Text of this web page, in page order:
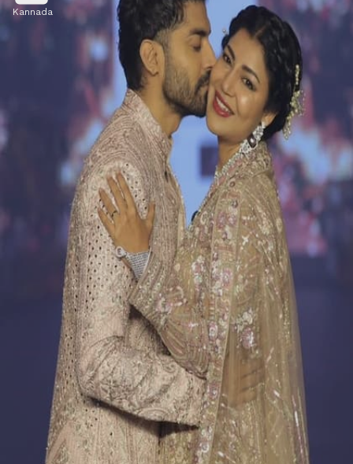
ಪತಿ ತನ್ನ ಜೀವನ ಸಂಗಾತಿಯಲ್ಲಿ ಜೊತೆಯಾಗಿ ನಿಲ್ಲುವ
ಗುಣವನ್ನು ಬಯಸುತ್ತಾನೆ. ತನ್ನ ಕನಸುಗಳನ್ನು ನಂಬಿ
ಬೆಂಬಲಿಸುವ, ಮುನ್ನಡೆಯಲು ಪ್ರೇರೇಪಿಸುವ, ಕಷ್ಟದ
ಸಮಯದಲ್ಲಿ ಜೊತೆಯಾಗಿ ನಿಲ್ಲುವ ಪತ್ನಿಯನ್ನ ಬಯಸುತ್ತಾನೆ.
Kannada